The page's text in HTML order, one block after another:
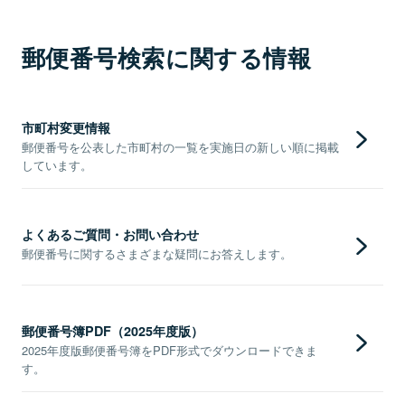
郵便番号検索に関する情報
市町村変更情報
郵便番号を公表した市町村の一覧を実施日の新しい順に掲載
しています。
よくあるご質問・お問い合わせ
郵便番号に関するさまざまな疑問にお答えします。
郵便番号簿PDF（2025年度版）
2025年度版郵便番号簿をPDF形式でダウンロードできま
す。